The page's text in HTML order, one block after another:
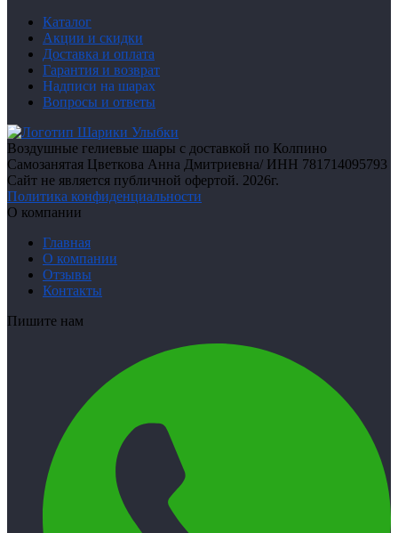
Каталог
Акции и скидки
Доставка и оплата
Гарантия и возврат
Надписи на шарах
Вопросы и ответы
Воздушные гелиевые шары с доставкой по Колпино
Самозанятая Цветкова Анна Дмитриевна/ ИНН 781714095793
Сайт не является публичной офертой. 2026г.
Политика конфиденциальности
О компании
Главная
О компании
Отзывы
Контакты
Пишите нам